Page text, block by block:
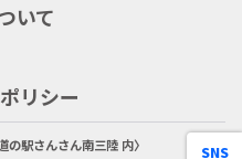
SNS
いて
リシー
の駅さんさん南三陸 内〉